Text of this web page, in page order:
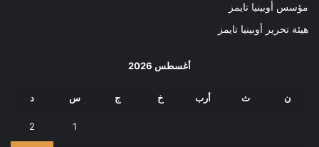
مؤسس أوبينيا تايمز
هيئة تحرير أوبينيا تايمز
أغسطس 2026
ن ث أرب خ ج س د
1
2